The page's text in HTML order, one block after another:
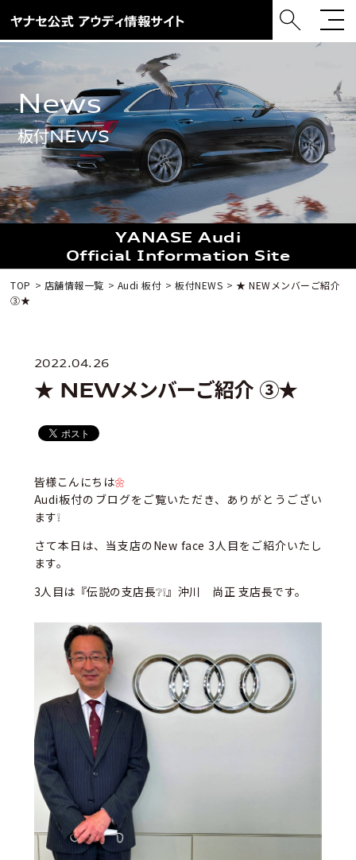
news
板付NEWS
YANASE Audi
Official Information Site
TOP 店舗情報一覧 Audi 板付 板付NEWS
★ NEWメンバーご紹介
③★
2022.04.26
★ NEWメンバーご紹介 ③★
皆様こんにちは🌼
Audi板付のブログをご覧いただき、ありがとうござい
ます❕
さて本日は、当支店のNew face 3人目をご紹介いたし
ます。
3人目は『伝説の支店長❔❕』沖川 尚正 支店長です。